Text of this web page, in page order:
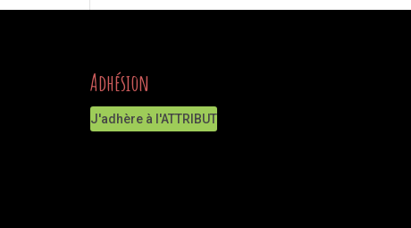
Adhésion
J'adhère à l'ATTRIBUT